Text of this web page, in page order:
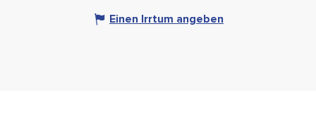
Einen Irrtum angeben